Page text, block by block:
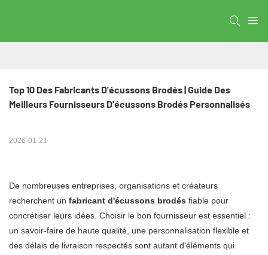
Top 10 Des Fabricants D'écussons Brodés | Guide Des
Meilleurs Fournisseurs D'écussons Brodés Personnalisés
2026-01-21
De nombreuses entreprises, organisations et créateurs
recherchent un fabricant d'écussons brodés fiable pour
concrétiser leurs idées. Choisir le bon fournisseur est essentiel :
un savoir-faire de haute qualité, une personnalisation flexible et
des délais de livraison respectés sont autant d'éléments qui